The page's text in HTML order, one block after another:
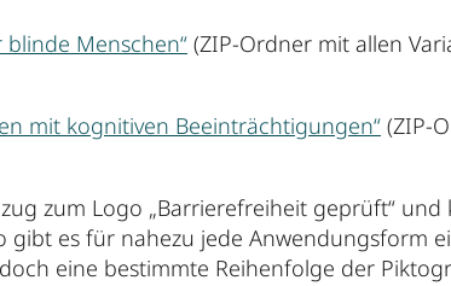
Menschen“ (ZIP-Ordner mit allen
mit kognitiven Beeinträchtigungen“ (ZIP-
zum Logo „Barrierefreiheit geprüft“
gibt es für nahezu jede Anwendungsform
eine bestimmte Reihenfolge der